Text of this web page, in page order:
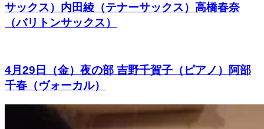
サックス）内田綾（テナーサックス）高橋春奈
（バリトンサックス）
4月29日（金）夜の部 吉野千賀子（ピアノ）阿部
千春（ヴォーカル）